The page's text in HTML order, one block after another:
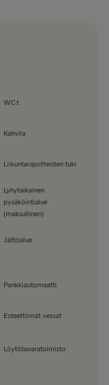
WC:t
Kahvila
Liikuntarajoitteisten tuki
Lyhytaikainen
pysäköintialue
(maksullinen)
Jättöalue
Pankkiautomaatti
Esteettömät vessat
Löytötavaratoimisto